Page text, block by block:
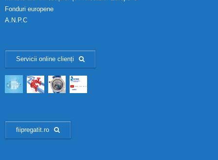
Fonduri europene
A.N.P.C
Servicii online clienți
fiipregatit.ro